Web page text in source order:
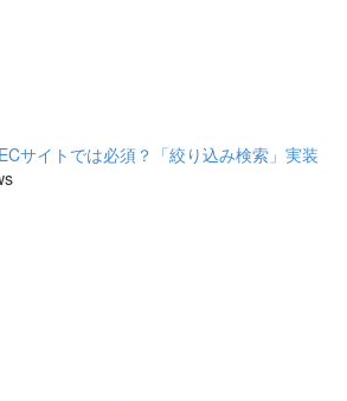
サイトでは必須？「絞り込み検索」実装